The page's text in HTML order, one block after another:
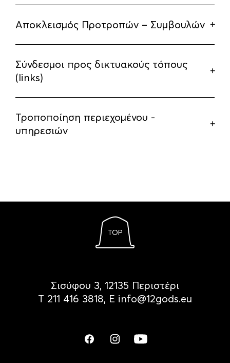
Αποκλεισμός Προτροπών – Συμβουλών
Σύνδεσμοι προς δικτυακούς τόπους
(links)
Τροποποίηση περιεχομένου -
υπηρεσιών
TOP
Σισύφου 3, 12135 Περιστέρι
Τ 211 416 3818, Ε info@12gods.eu